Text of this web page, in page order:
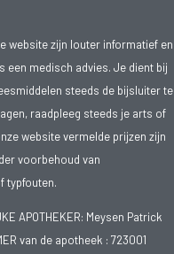
website zijn louter informatief en
een medisch advies. Je dient bij
steeds de bijsluiter te
raadpleeg steeds je arts of
website vermelde prijzen zijn
voorbehoud van
typfouten.
APOTHEKER: Meysen Patrick
van de apotheek : 723001